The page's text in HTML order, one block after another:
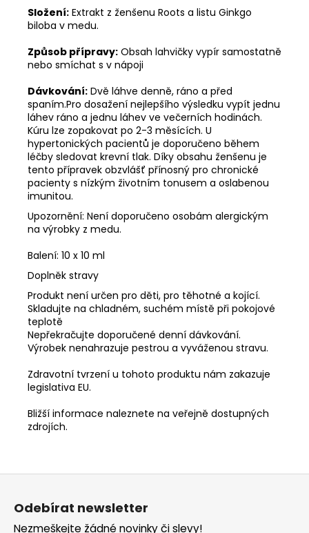
Složení: Extrakt z ženšenu Roots a listu Ginkgo
biloba v medu.
Způsob přípravy: Obsah lahvičky vypír samostatně
nebo smíchat s v nápoji
Dávkování: Dvě láhve denně, ráno a před
spaním.Pro dosažení nejlepšího výsledku vypít jednu
láhev ráno a jednu láhev ve večerních hodinách.
Kúru lze zopakovat po 2-3 měsících. U
hypertonických pacientů je doporučeno během
léčby sledovat krevní tlak. Díky obsahu ženšenu je
tento přípravek obzvlášť přínosný pro chronické
pacienty s nízkým životním tonusem a oslabenou
imunitou.
Upozornění: Není doporučeno osobám alergickým
na výrobky z medu.
Balení: 10 x 10 ml
Doplněk stravy
Produkt není určen pro děti, pro těhotné a kojící.
Skladujte na chladném, suchém místě při pokojové
teplotě
Nepřekračujte doporučené denní dávkování.
Výrobek nenahrazuje pestrou a vyváženou stravu.
Zdravotní tvrzení u tohoto produktu nám zakazuje
legislativa EU.
Bližší informace naleznete na veřejně dostupných
zdrojích.
Z
Odebírat newsletter
Nezmeškejte žádné novinky či slevy!